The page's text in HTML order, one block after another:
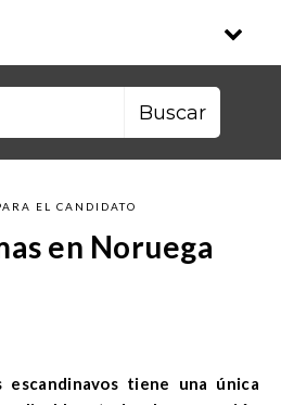
EL CANDIDATO
en Noruega
escandinavos tiene una única